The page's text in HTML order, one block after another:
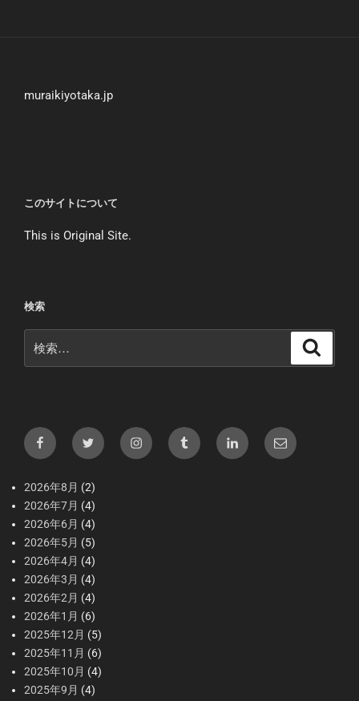
muraikiyotaka.jp
このサイトについて
This is Original Site.
検索
索:
FacebookX（Twitter）Instagramtumblr LInkedIn メ
ー
2026年8月 (2)
2026年7月 (4)
2026年6月 (4)
2026年5月 (5)
2026年4月 (4)
2026年3月 (4)
2026年2月 (4)
2026年1月 (6)
2025年12月 (5)
2025年11月 (6)
2025年10月 (4)
2025年9月 (4)